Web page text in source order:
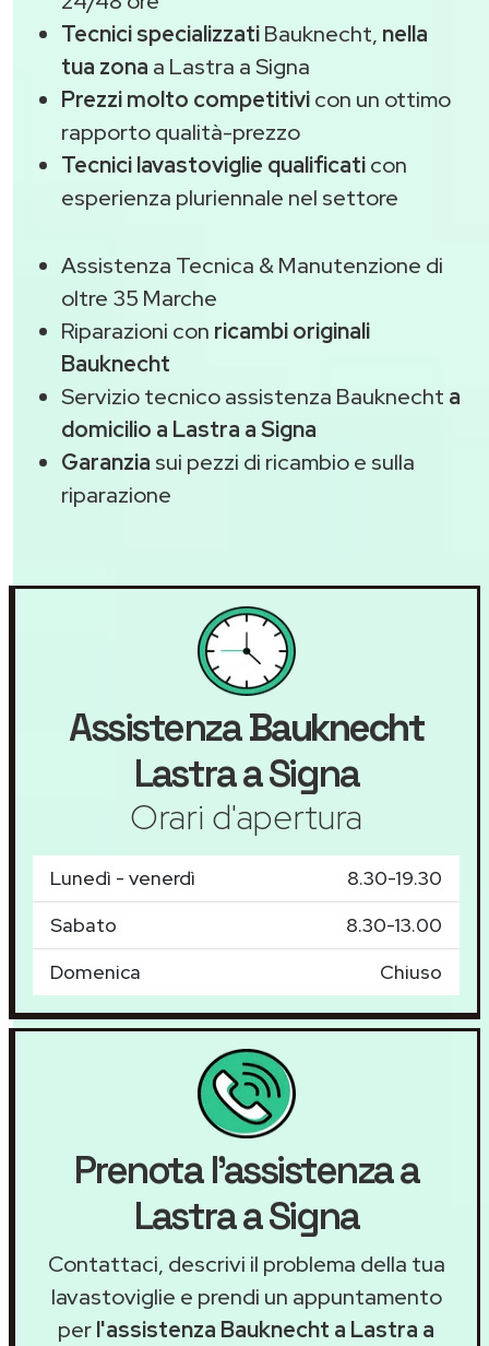
Tecnici specializzatiBauknecht, nella
tua zona a Lastra a Signa
Prezzi molto competitivicon un ottimo
rapporto qualità-prezzo
Tecnici lavastoviglie qualificaticon
esperienza pluriennale nel settore
Assistenza Tecnica & Manutenzione di
oltre 35 Marche
Riparazioni con ricambi originali
Bauknecht
Servizio tecnico assistenza Bauknecht a
domicilio a Lastra a Signa
Garanzia sui pezzi di ricambio e sulla
riparazione
AssistenzaBauknecht
Lastra a Signa
Orari d'apertura
Lunedì - venerdì
8.30-19.30
Sabato
8.30-13.00
Domenica
Chiuso
Prenota l'assistenza a
Lastra a Signa
Contattaci, descrivi il problema della tua
lavastoviglie e prendi un appuntamento
perl'assistenza Bauknecht a Lastra a